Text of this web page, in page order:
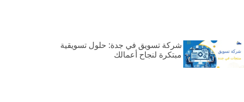
شركة تسويق في جدة: حلول تسويقية
مبتكرة لنجاح أعمالك